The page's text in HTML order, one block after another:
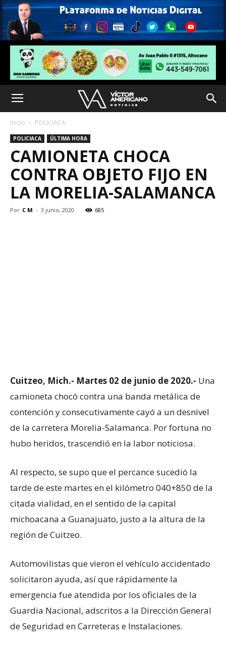
Inicio POLICIACA
POLICIACA ÚLTIMA HORA
CAMIONETA CHOCA
CONTRA OBJETO FIJO EN
LA MORELIA-SALAMANCA
Por C M - 3 junio, 2020 685
Cuitzeo, Mich.- Martes 02 de junio de 2020.- Una
camioneta chocó contra una banda metálica de
contención y consecutivamente cayó a un desnivel
de la carretera Morelia-Salamanca. Por fortuna no
hubo heridos, trascendió en la labor noticiosa.
Al respecto, se supo que el percance sucedió la
tarde de este martes en el kilómetro 040+850 de la
citada vialidad, en el sentido de la capital
michoacana a Guanajuato, justo a la altura de la
región de Cuitzeo.
Automovilistas que vieron el vehículo accidentado
solicitaron ayuda, así que rápidamente la
emergencia fue atendida por los oficiales de la
Guardia Nacional, adscritos a la Dirección General
de Seguridad en Carreteras e Instalaciones.